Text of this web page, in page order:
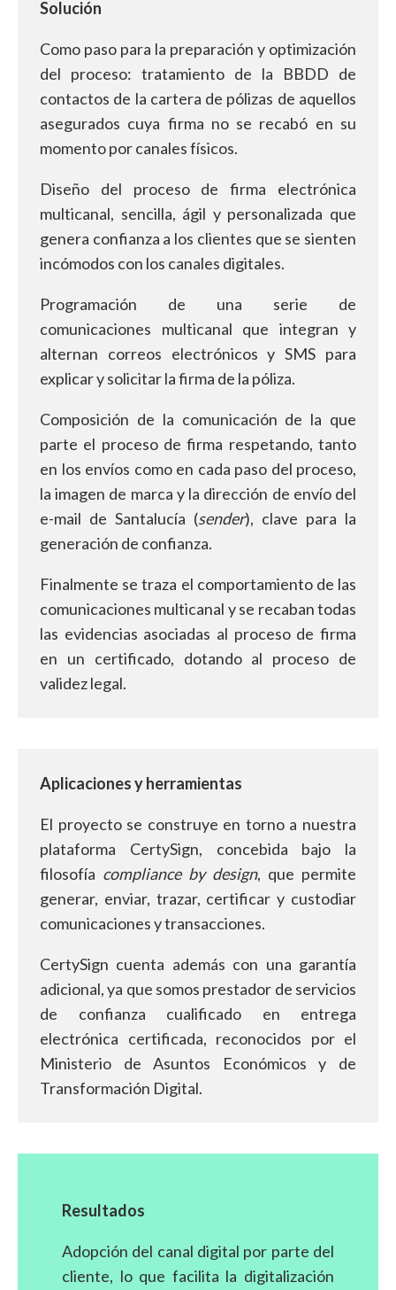
Solución
Como paso para la preparación y optimización
del proceso: tratamiento de la BBDD de
contactos de la cartera de pólizas de aquellos
asegurados cuya firma no se recabó en su
momento por canales físicos.
Diseño del proceso de firma electrónica
multicanal, sencilla, ágil y personalizada que
genera confianza a los clientes que se sienten
incómodos con los canales digitales.
Programación de una serie de
comunicaciones multicanal que integran y
alternan correos electrónicos y SMS para
explicar y solicitar la firma de la póliza.
Composición de la comunicación de la que
parte el proceso de firma respetando, tanto
en los envíos como en cada paso del proceso,
la imagen de marca y la dirección de envío del
e-mail de Santalucía (sender), clave para la
generación de confianza.
Finalmente se traza el comportamiento de las
comunicaciones multicanal y se recaban todas
las evidencias asociadas al proceso de firma
en un certificado, dotando al proceso de
validez legal.
Aplicaciones y herramientas
El proyecto se construye en torno a nuestra
plataforma CertySign, concebida bajo la
filosofía compliance by design, que permite
generar, enviar, trazar, certificar y custodiar
comunicaciones y transacciones.
CertySign cuenta además con una garantía
adicional, ya que somos prestador de servicios
de confianza cualificado en entrega
electrónica certificada, reconocidos por el
Ministerio de Asuntos Económicos y de
Transformación Digital.
Resultados
Adopción del canal digital por parte del
cliente, lo que facilita la digitalización